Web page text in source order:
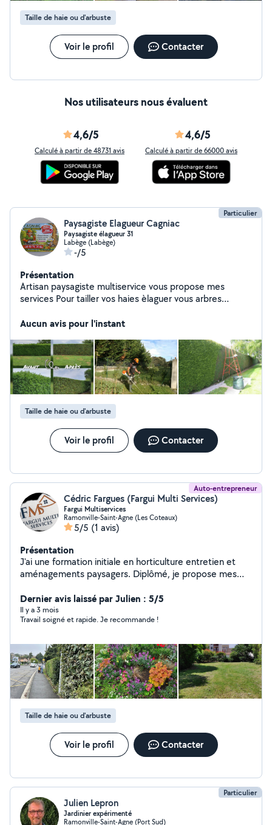
Taille de haie ou d'arbuste
Voir le profil Contacter
Nos utilisateurs nous évaluent
4,6/5
Calculé à partir de 48731 avis
4,6/5
Calculé à partir de 66000 avis
Particulier
Paysagiste Elagueur Cagniac
Paysagiste élagueur 31
Labège (Labège)
-/5
Présentation
Artisan paysagiste multiservice vous propose mes
services Pour tailler vos haies èlaguer vous arbres
Évacuation des déchets verts
Aucun avis pour l'instant
Taille de haie ou d'arbuste
Voir le profil Contacter
Auto-entrepreneur
Cédric Fargues (Fargui Multi Services)
Fargui Multiservices
Ramonville-Saint-Agne (Les Coteaux)
5/5 (1 avis)
Présentation
J'ai une formation initiale en horticulture entretien et
aménagements paysagers. Diplômé, je propose mes
Dernier avis laissé par Julien : 5/5
Il y a 3 mois
Travail soigné et rapide. Je recommande !
Taille de haie ou d'arbuste
Voir le profil Contacter
Particulier
Julien Lepron
Jardinier expérimenté
Ramonville-Saint-Agne (Port Sud)